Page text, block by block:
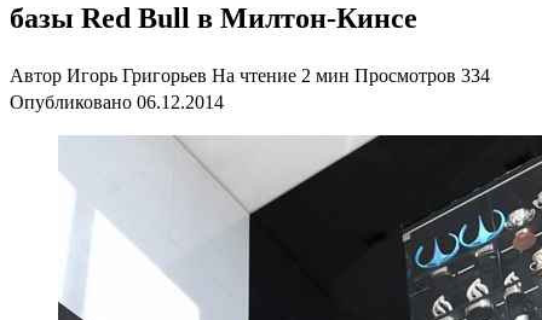
базы Red Bull в Милтон-Кинсе
Автор Игорь Григорьев На чтение 2 мин Просмотров 334
Опубликовано 06.12.2014